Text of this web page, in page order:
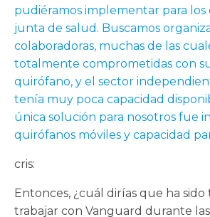
pudiéramos implementar para los
junta de salud. Buscamos
colaboradoras, muchas de las
totalmente comprometidas con
quirófano, y el sector
tenía muy poca capacidad
única solución para nosotros fue
quirófanos móviles y capacidad
cris:
Entonces, ¿cuál dirías que ha
trabajar con Vanguard durante